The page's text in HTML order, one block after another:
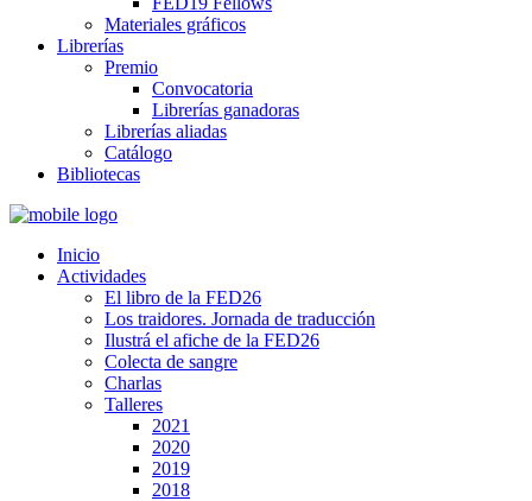
Materiales gráficos
Librerías
Premio
Convocatoria
Librerías ganadoras
Librerías aliadas
Catálogo
Bibliotecas
Inicio
Actividades
El libro de la FED26
Los traidores. Jornada de traducción
Ilustrá el afiche de la FED26
Colecta de sangre
Charlas
Talleres
2021
2020
2019
2018